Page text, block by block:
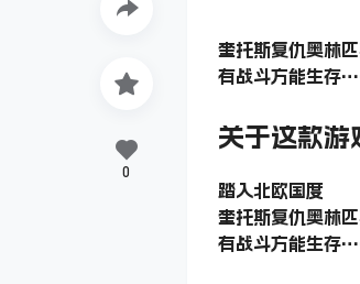
奎托斯复仇奥林
有战斗方能生存
关于这款游
踏入北欧国度
奎托斯复仇奥林
有战斗方能生存
0